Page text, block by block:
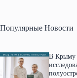
Популярные Новости
В Крыму